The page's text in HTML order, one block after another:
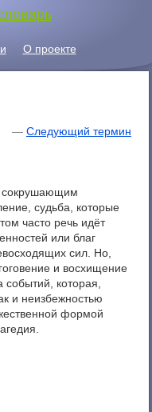
О проекте
— Следующий термин
сокрушающим
судьба, которые
часто речь идёт
или благ
сил. Но,
и восхищение
событий, которая,
и неизбежностью
формой